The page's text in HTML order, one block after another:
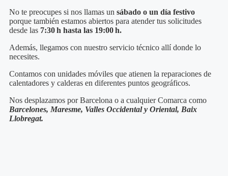
No te preocupes si nos llamas un sábado o un día festivo
porque también estamos abiertos para atender tus solicitudes
desde las 7:30 h hasta las 19:00 h.
Además, llegamos con nuestro servicio técnico allí donde lo
necesites.
Contamos con unidades móviles que atienen la reparaciones de
calentadores y calderas en diferentes puntos geográficos.
Nos desplazamos por Barcelona o a cualquier Comarca como
Barcelones, Maresme, Valles Occidental y Oriental, Baix
Llobregat.